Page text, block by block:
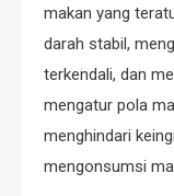
makan yang
darah stabil,
terkendali, dan
mengatur pola
menghindari
mengonsumsi